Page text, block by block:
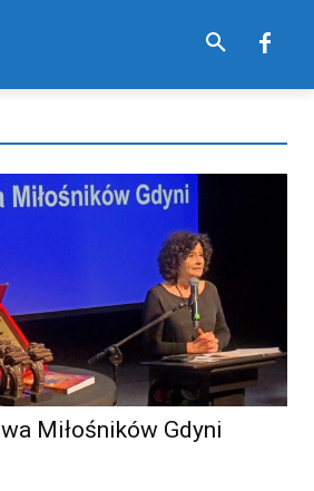
Miłośników Gdyni